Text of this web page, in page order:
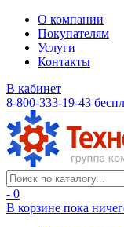
О компании
Покупателям
Услуги
Контакты
В кабинет
8-800-333-19-43
- 0
В корзине пока